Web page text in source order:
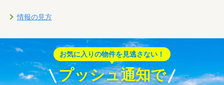
情報の見方
お気に入りの物件を見逃さない！
プッシュ通知で